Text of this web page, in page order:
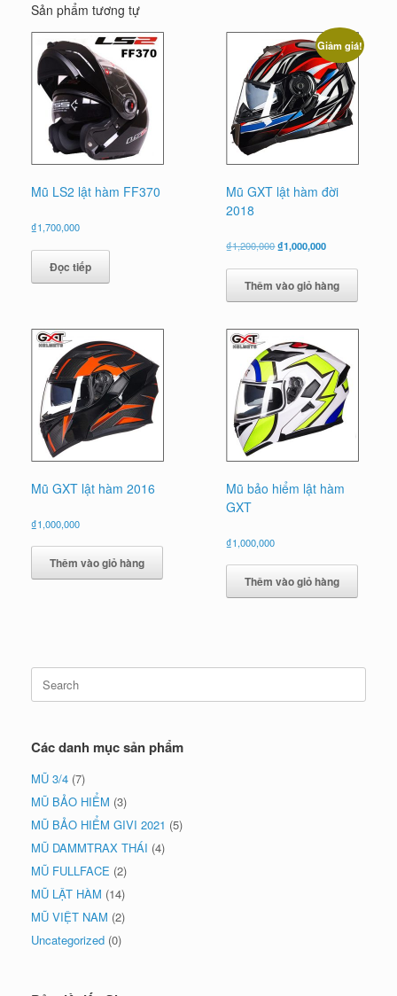
Sản phẩm tương tự
Mũ LS2 lật hàm FF370
₫1,700,000
Đọc tiếp
Giảm giá!
Mũ GXT lật hàm đời
2018
₫1,200,000Giá
là:
₫1,200,000.
₫1,000,000Giá
tại
là:
₫1,000,000.
Thêm vào giỏ hàng
Mũ GXT lật hàm 2016
₫1,000,000
Thêm vào giỏ hàng
Mũ bảo hiểm lật hàm
GXT
₫1,000,000
Thêm vào giỏ hàng
for:
Các danh mục sản phẩm
MŨ 3/4 (7)
MŨ BẢO HIỂM (3)
MŨ BẢO HIỂM GIVI 2021 (5)
MŨ DAMMTRAX THÁI (4)
MŨ FULLFACE (2)
MŨ LẬT HÀM (14)
MŨ VIỆT NAM (2)
Uncategorized (0)